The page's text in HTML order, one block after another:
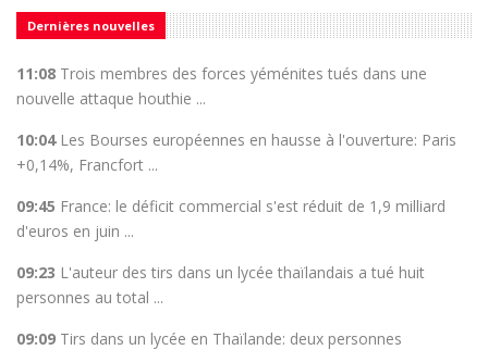
Dernières nouvelles
11:08 Trois membres des forces yéménites tués dans une
nouvelle attaque houthie ...
10:04 Les Bourses européennes en hausse à l'ouverture: Paris
+0,14%, Francfort ...
09:45 France: le déficit commercial s'est réduit de 1,9 milliard
d'euros en juin ...
09:23 L'auteur des tirs dans un lycée thaïlandais a tué huit
personnes au total ...
09:09 Tirs dans un lycée en Thaïlande: deux personnes